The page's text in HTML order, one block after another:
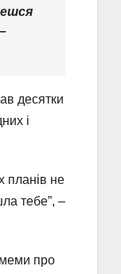
десятки
і
планів не
тебе”, –
про